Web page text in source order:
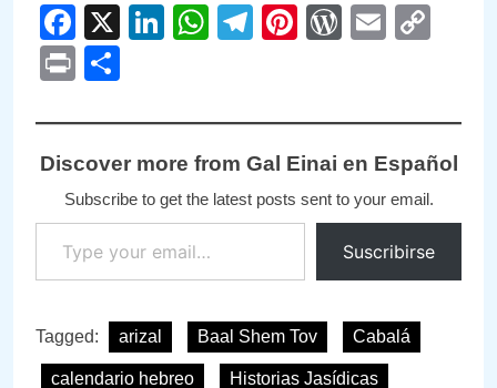
Facebook
X LinkedIn
WhatsApp
Telegram
Pinterest
Email
Print
Discover more from Gal Einai en Español
Subscribe to get the latest posts sent to your email.
Type your email…
Suscribirse
Tagged: arizal Baal Shem Tov Cabalá
calendario hebreo Historias Jasídicas